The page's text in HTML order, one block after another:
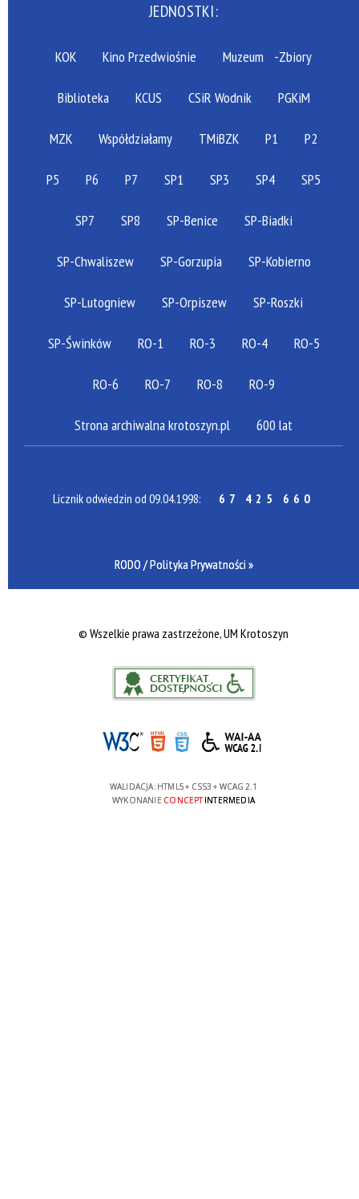
JEDNOSTKI:
KOK Kino Przedwiośnie Muzeum -Zbiory
Biblioteka KCUS CSiR Wodnik PGKiM
MZK Współdziałamy TMiBZK P1 P2
P5 P6 P7 SP1 SP3 SP4 SP5
SP7 SP8 SP-Benice SP-Biadki
SP-Chwaliszew SP-Gorzupia SP-Kobierno
SP-Lutogniew SP-Orpiszew SP-Roszki
SP-Świnków RO-1 RO-3 RO-4 RO-5
RO-6 RO-7 RO-8 RO-9
Strona archiwalna krotoszyn.pl 600 lat
Licznik odwiedzin od 09.04.1998: 67 425 660
RODO / Polityka Prywatności »
© Wszelkie prawa zastrzeżone, UM Krotoszyn
WALIDACJA: HTML5+ CSS3 + WCAG 2.1
WYKONANIE CONCEPTINTERMEDIA